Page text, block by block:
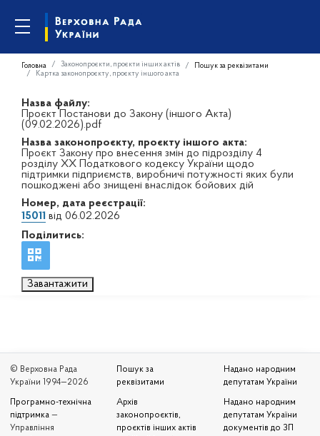
Головна Законопроєкти, проєкти інших актів
Пошук за реквізитами
Картка законопроєкту, проєкту іншого акта
Назва файлу:
Проєкт Постанови до Закону (іншого Акта)
(09.02.2026).pdf
Назва законопроєкту, проєкту іншого акта:
Проєкт Закону про внесення змін до підрозділу 4
розділу ХХ Податкового кодексу України щодо
підтримки підприємств, виробничі потужності яких були
пошкоджені або знищені внаслідок бойових дій
Номер, дата реєстрації:
15011 від 06.02.2026
Поділитись:
Завантажити
© Верховна Рада
України 1994—2026
Програмно-технічна
підтримка —
Управління
Пошук за
реквізитами
Архів
законопроєктів,
проєктів інших актів
Надано народним
депутатам України
Надано народним
депутатам України
документів до ЗП